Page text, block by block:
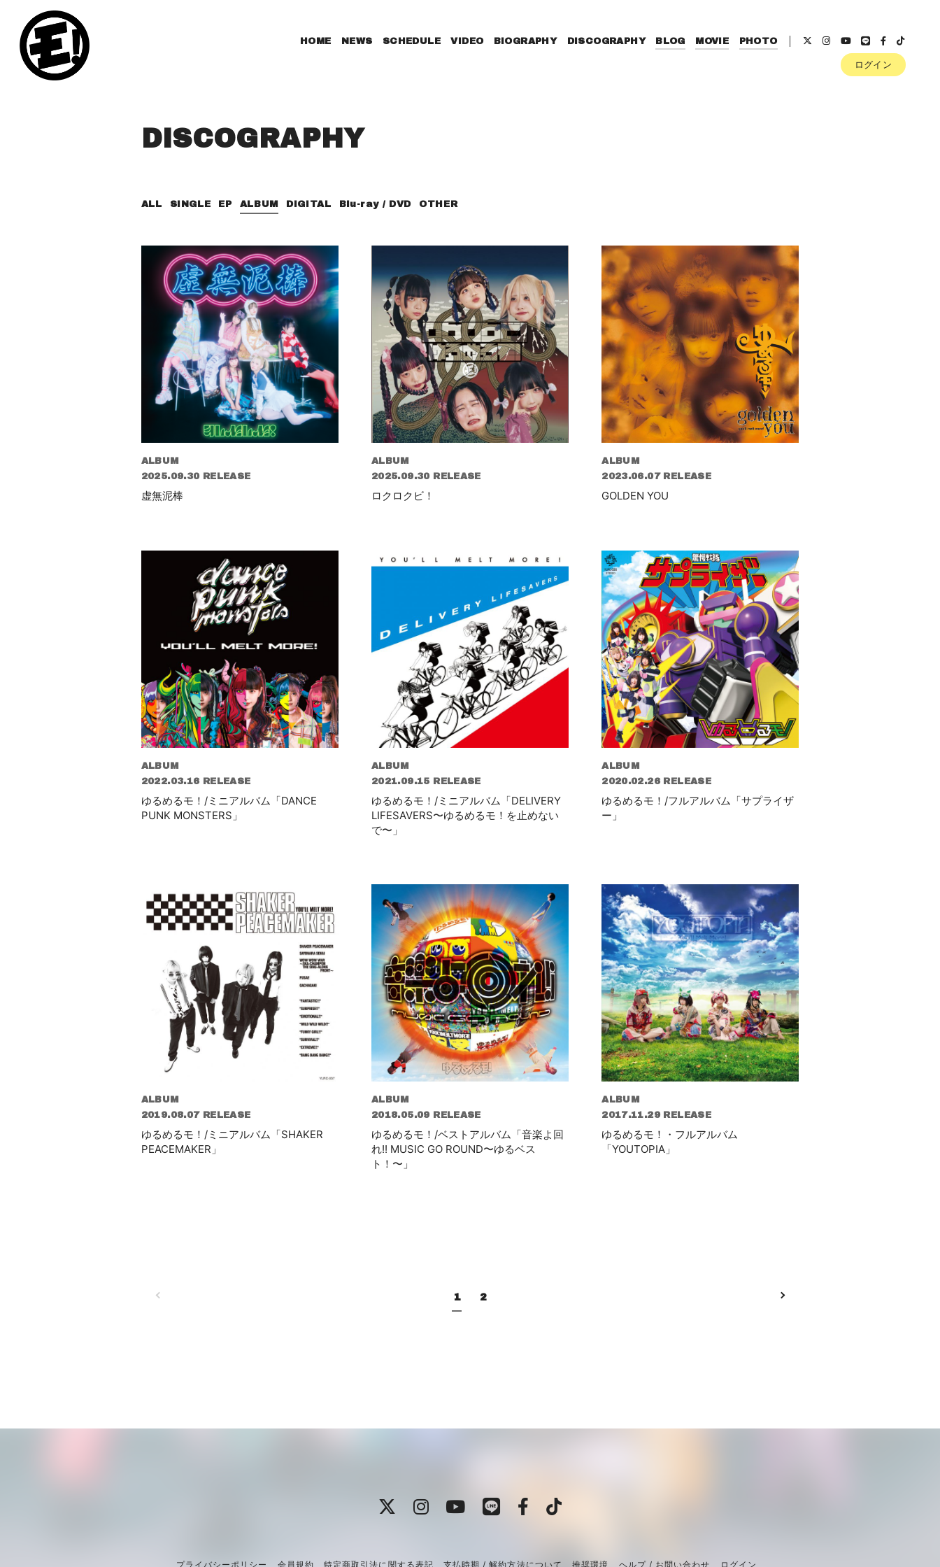
HOME NEWS SCHEDULE VIDEO BIOGRAPHY DISCOGRAPHY BLOG MOVIE PHOTO
ログイン
DISCOGRAPHY
ALL SINGLE EP ALBUM DIGITAL Blu-ray / DVD OTHER
ALBUM
2025.09.30 RELEASE
虚無泥棒
ALBUM
2025.09.30 RELEASE
ロクロクビ！
ALBUM
2023.06.07 RELEASE
GOLDEN YOU
ALBUM
2022.03.16 RELEASE
ゆるめるモ！/ミニアルバム「DANCE
PUNK MONSTERS」
ALBUM
2021.09.15 RELEASE
ゆるめるモ！/ミニアルバム「DELIVERY
LIFESAVERS〜ゆるめるモ！を止めない
で〜」
ALBUM
2020.02.26 RELEASE
ゆるめるモ！/フルアルバム「サプライザ
ー」
ALBUM
2019.08.07 RELEASE
ゆるめるモ！/ミニアルバム「SHAKER
PEACEMAKER」
ALBUM
2018.05.09 RELEASE
ゆるめるモ！/ベストアルバム「音楽よ回
れ!! MUSIC GO ROUND〜ゆるベス
ト！〜」
ALBUM
2017.11.29 RELEASE
ゆるめるモ！・フルアルバム
「YOUTOPIA」
1 2
プライバシーポリシー 会員規約 特定商取引法に関する表記 支払時期 / 解約方法について 推奨環境 ヘルプ / お問い合わせ ログイン